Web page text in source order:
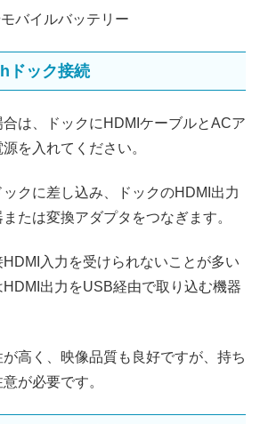
バイルバッテリー
ドック接続
は、ドックにHDMIケーブルとACア
を入れてください。
クに差し込み、ドックのHDMI出力
たは変換アダプタをつなぎます。
入力を受けられないことが多い
出力をUSB経由で取り込む機器
が高く、映像品質も良好ですが、持ち
が必要です。